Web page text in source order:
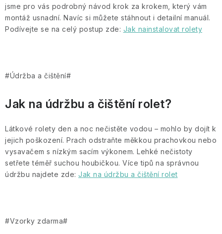
jsme pro vás podrobný návod krok za krokem, který vám
montáž usnadní. Navíc si můžete stáhnout i detailní manuál.
Podívejte se na celý postup zde: Jak nainstalovat rolety
#Údržba a čištění#
Jak na údržbu a čištění rolet?
Látkové rolety den a noc nečistěte vodou – mohlo by dojít k
jejich poškození. Prach odstraňte měkkou prachovkou nebo
vysavačem s nízkým sacím výkonem. Lehké nečistoty
setřete téměř suchou houbičkou. Více tipů na správnou
údržbu najdete zde: Jak na údržbu a čištění rolet
#Vzorky zdarma#